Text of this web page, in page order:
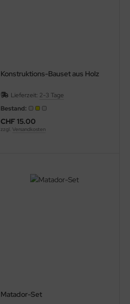
Konstruktions-Bauset aus Holz
Lieferzeit: 2-3 Tage
Bestand:
CHF 15.00
zzgl. Versandkosten
Matador-Set